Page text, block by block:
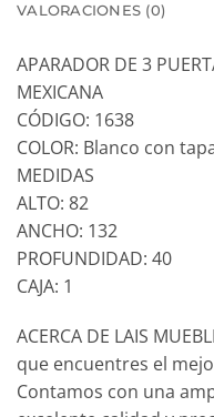
VALORACIONES (0)
APARADOR DE 3
MEXICANA
CÓDIGO: 1638
COLOR: Blanco con
MEDIDAS
ALTO: 82
ANCHO: 132
PROFUNDIDAD: 40
CAJA: 1
ACERCA DE LAIS
que encuentres el
Contamos con una